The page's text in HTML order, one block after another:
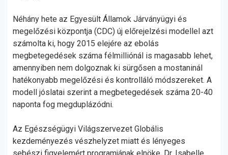
Néhány hete az Egyesült Államok Járványügyi és
megelőzési központja (CDC) új előrejelzési modellel azt
számolta ki, hogy 2015 elejére az ebolás
megbetegedések száma félmilliónál is magasabb lehet,
amennyiben nem dolgoznak ki sürgősen a mostaninál
hatékonyabb megelőzési és kontrolláló módszereket. A
modell jóslatai szerint a megbetegedések száma 20-40
naponta fog megduplázódni.
Az Egészségügyi Világszervezet Globális
kezdeményezés vészhelyzet miatt és lényeges